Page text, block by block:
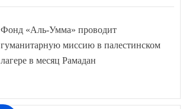
Фонд «Аль-Умма» проводит
гуманитарную миссию в палестинском
лагере в месяц Рамадан